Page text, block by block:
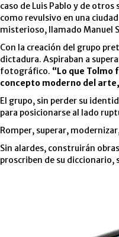
caso de Luis Pablo y de
como revulsivo en una
misterioso, llamado Manuel
Con la creación del grupo
dictadura. Aspiraban a
fotográfico. “Lo que Tolmo
concepto moderno del
El grupo, sin perder su
para posicionarse al lado
Romper, superar,
Sin alardes, construirán
proscriben de su diccionario,